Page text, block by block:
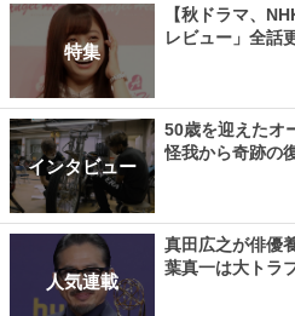
特集
【秋ドラマ、
レビュー」全話
インタビュー
50歳を迎えた
怪我から奇跡の
人気連載
真田広之が俳優
葉真一は大トラ